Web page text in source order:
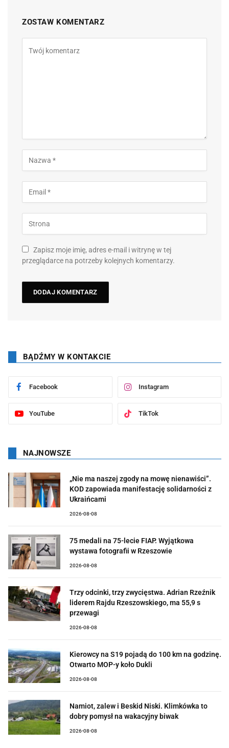
ZOSTAW KOMENTARZ
Zapisz moje imię, adres e-mail i witrynę w tej
przeglądarce na potrzeby kolejnych komentarzy.
BĄDŹMY W KONTAKCIE
Facebook Instagram
YouTube TikTok
NAJNOWSZE
„Nie ma naszej zgody na mowę nienawiści”.
KOD zapowiada manifestację solidarności z
Ukraińcami
2026-08-08
75 medali na 75-lecie FIAP. Wyjątkowa
wystawa fotografii w Rzeszowie
2026-08-08
Trzy odcinki, trzy zwycięstwa. Adrian Rzeźnik
liderem Rajdu Rzeszowskiego, ma 55,9 s
przewagi
2026-08-08
Kierowcy na S19 pojadą do 100 km na godzinę.
Otwarto MOP-y koło Dukli
2026-08-08
Namiot, zalew i Beskid Niski. Klimkówka to
dobry pomysł na wakacyjny biwak
2026-08-08